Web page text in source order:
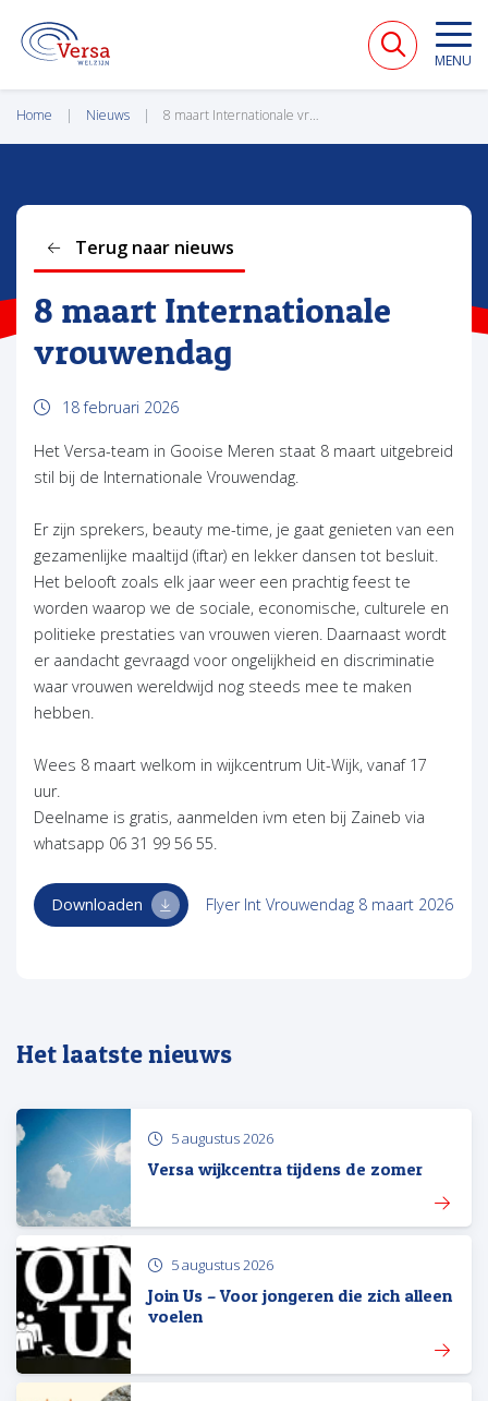
VERSA WELZIJN MENU
Home Nieuws 8 maart Internationale vrouwendag
Terug naar nieuws
8 maart Internationale
vrouwendag
18 februari 2026
Het Versa-team in Gooise Meren staat 8 maart uitgebreid
stil bij de Internationale Vrouwendag.
Er zijn sprekers, beauty me-time, je gaat genieten van een
gezamenlijke maaltijd (iftar) en lekker dansen tot besluit.
Het belooft zoals elk jaar weer een prachtig feest te
worden waarop we de sociale, economische, culturele en
politieke prestaties van vrouwen vieren. Daarnaast wordt
er aandacht gevraagd voor ongelijkheid en discriminatie
waar vrouwen wereldwijd nog steeds mee te maken
hebben.
Wees 8 maart welkom in wijkcentrum Uit-Wijk, vanaf 17
uur.
Deelname is gratis, aanmelden ivm eten bij Zaineb via
whatsapp 06 31 99 56 55.
Flyer Int Vrouwendag 8 maart 2026
Downloaden
Het laatste nieuws
Versa wijkcentra tijdens de zomer
5 augustus 2026
Join Us – Voor jongeren die zich alleen
voelen
5 augustus 2026